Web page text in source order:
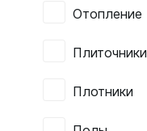
Отопление
Плиточники
Плотники